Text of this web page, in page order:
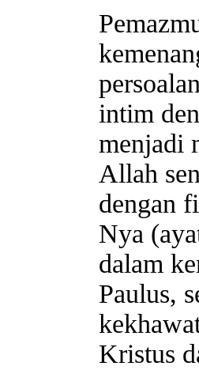
intim
menjadi
Allah
dengan
Nya
dalam
Paulus,
Kristus